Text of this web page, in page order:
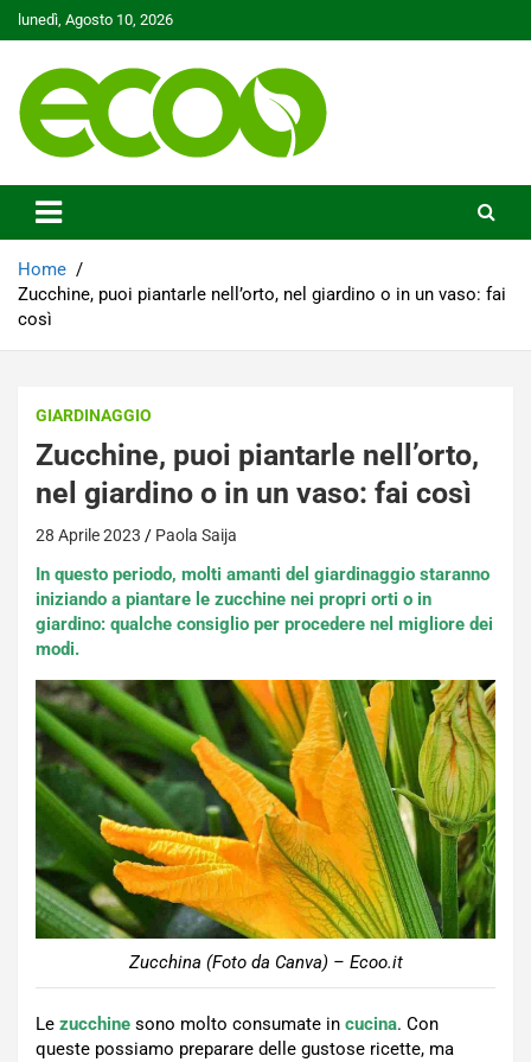
Skip
to
lunedì, Agosto 10, 2026
Ecoo.it
Home
Zucchine, puoi piantarle nell’orto, nel giardino o in un vaso: fai
così
GIARDINAGGIO
Zucchine, puoi piantarle nell’orto,
nel giardino o in un vaso: fai così
28 Aprile 2023 Paola Saija
In questo periodo, molti amanti del giardinaggio staranno
iniziando a piantare le zucchine nei propri orti o in
giardino: qualche consiglio per procedere nel migliore dei
modi.
Zucchina (Foto da Canva) – Ecoo.it
Le zucchine sono molto consumate in cucina. Con
queste possiamo preparare delle gustose ricette, ma